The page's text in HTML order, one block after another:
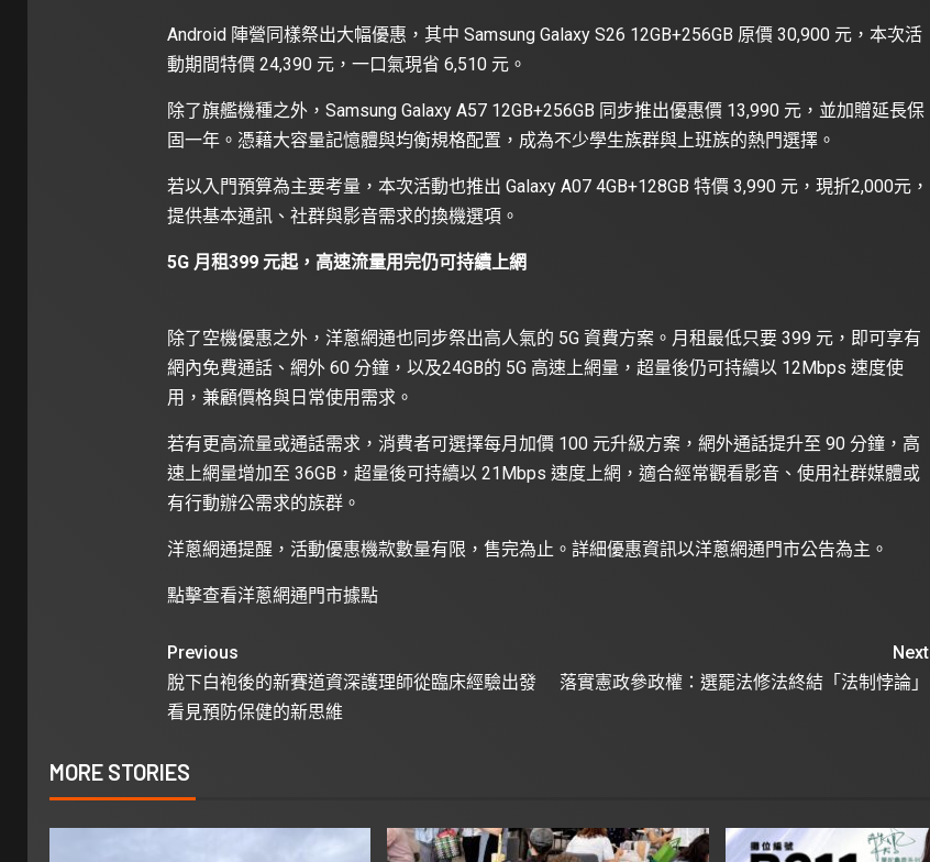
Android 陣營同樣祭出大幅優惠，其中 Samsung Galaxy S26 12GB+256GB 原價 30,900 元，本次活
動期間特價 24,390 元，一口氣現省 6,510 元。
除了旗艦機種之外，Samsung Galaxy A57 12GB+256GB 同步推出優惠價 13,990 元，並加贈延長保
固一年。憑藉大容量記憶體與均衡規格配置，成為不少學生族群與上班族的熱門選擇。
若以入門預算為主要考量，本次活動也推出 Galaxy A07 4GB+128GB 特價 3,990 元，現折2,000元，
提供基本通訊、社群與影音需求的換機選項。
5G 月租399 元起，高速流量用完仍可持續上網
除了空機優惠之外，洋蔥網通也同步祭出高人氣的 5G 資費方案。月租最低只要 399 元，即可享有
網內免費通話、網外 60 分鐘，以及24GB的 5G 高速上網量，超量後仍可持續以 12Mbps 速度使
用，兼顧價格與日常使用需求。
若有更高流量或通話需求，消費者可選擇每月加價 100 元升級方案，網外通話提升至 90 分鐘，高
速上網量增加至 36GB，超量後可持續以 21Mbps 速度上網，適合經常觀看影音、使用社群媒體或
有行動辦公需求的族群。
洋蔥網通提醒，活動優惠機款數量有限，售完為止。詳細優惠資訊以洋蔥網通門市公告為主。
點擊查看洋蔥網通門市據點
Previous
脫下白袍後的新賽道資深護理師從臨床經驗出發
看見預防保健的新思維
Next
落實憲政參政權：選罷法修法終結「法制悖論」
MORE STORIES